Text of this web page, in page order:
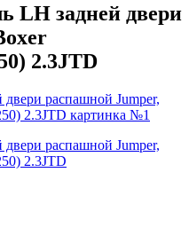
LH задней двери
2.3JTD